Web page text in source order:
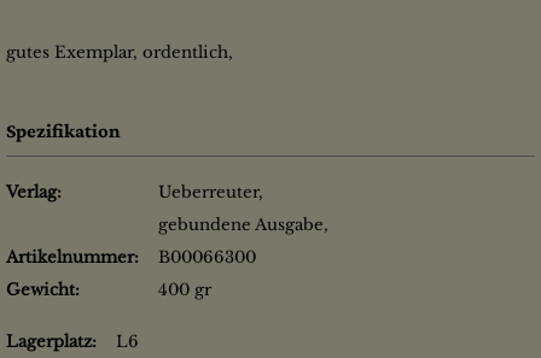
gutes Exemplar, ordentlich,
Spezifikation
Verlag:
Ueberreuter,
gebundene Ausgabe,
Artikelnummer:
B00066300
Gewicht:
400 gr
Lagerplatz: L6